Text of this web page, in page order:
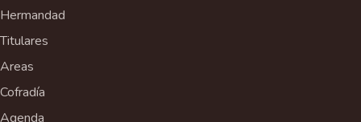
Hermandad
Titulares
Areas
Cofradía
Agenda